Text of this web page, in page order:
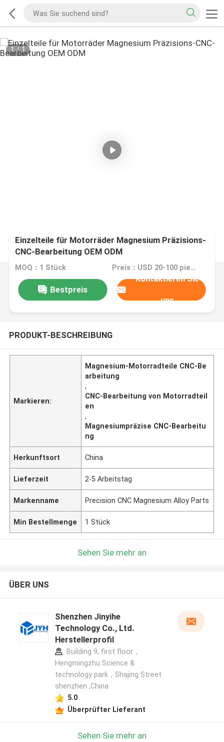
1 /1
Einzelteile für Motorräder Magnesium Präzisions-
CNC-Bearbeitung OEM ODM
MOQ：1 Stück Preis：USD 20-100 pieces,negotiable
Bestpreis
Kontaktieren Sie
uns
PRODUKT-BESCHREIBUNG
Markieren:
Magnesium-Motorradteile CNC-Be
arbeitung
,
CNC-Bearbeitung von Motorradteil
en
,
Magnesiumpräzise CNC-Bearbeitu
ng
Herkunftsort China
Lieferzeit 2-5 Arbeitstag
Markenname Precision CNC Magnesium Alloy Parts
Min Bestellmenge 1 Stück
Sehen Sie mehr an
ÜBER UNS
Shenzhen Jinyihe
Technology Co., Ltd.
Herstellerprofil
Building 9, first floor，
Hengmingzhu Science &
technology park，Shajing Street
shenzhen ,China
5.0
Überprüfter Lieferant
Sehen Sie mehr an